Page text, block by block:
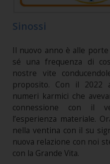
Sinossi
Il nuovo anno è alle
sé una frequenza di
nostre vite
proposito. Con il 2022
numeri karmici che
connessione con il
l’esperienza materiale.
nella ventina con il su
nuova relazione con noi
con la Grande Vita.